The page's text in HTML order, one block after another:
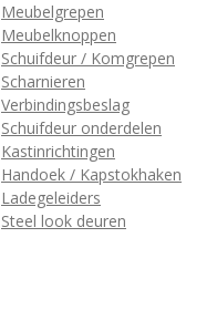
Meubelgrepen
Meubelknoppen
Schuifdeur / Komgrepen
Scharnieren
Verbindingsbeslag
Schuifdeur onderdelen
Kastinrichtingen
Handoek / Kapstokhaken
Ladegeleiders
Steel look deuren